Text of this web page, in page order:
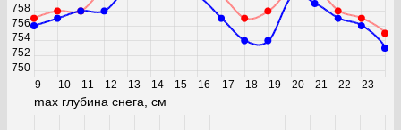
9 10 11 12 13 14 15 16 17 18 19 20 21 22 23
750
752
754
756
758
max глубина снега, см